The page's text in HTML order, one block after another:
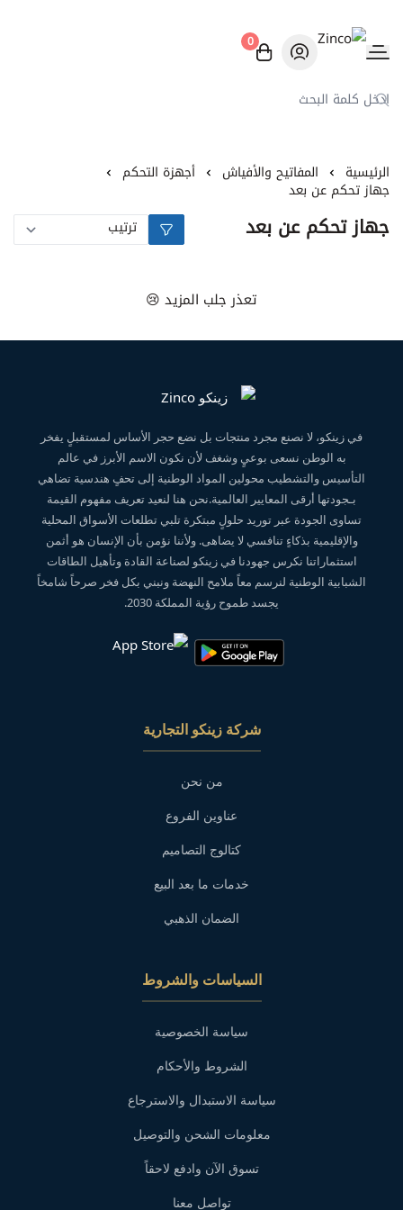
Zinco
0
الرئيسية المفاتيح والأفياش أجهزة التحكم
جهاز تحكم عن بعد
جهاز تحكم عن بعد
تعذر جلب المزيد 😢
في زينكو، لا نصنع مجرد منتجات بل نضع حجر الأساس لمستقبلٍ يفخر
به الوطن نسعى بوعيٍ وشغف لأن نكون الاسم الأبرز في عالم
التأسيس والتشطيب محولين المواد الوطنية إلى تحفٍ هندسية تضاهي
بـجودتها أرقى المعايير العالمية.نحن هنا لنعيد تعريف مفهوم القيمة
تساوى الجودة عبر توريد حلولٍ مبتكرة تلبي تطلعات الأسواق المحلية
والإقليمية بذكاءٍ تنافسي لا يضاهى. ولأننا نؤمن بأن الإنسان هو أثمن
استثماراتنا نكرس جهودنا في زينكو لصناعة القادة وتأهيل الطاقات
الشبابية الوطنية لنرسم معاً ملامح النهضة ونبني بكل فخر صرحاً شامخاً
يجسد طموح رؤية المملكة 2030.
شركة زينكو التجارية
من نحن
عناوين الفروع
كتالوج التصاميم
خدمات ما بعد البيع
الضمان الذهبي
السياسات والشروط
سياسة الخصوصية
الشروط والأحكام
سياسة الاستبدال والاسترجاع
معلومات الشحن والتوصيل
تسوق الآن وادفع لاحقاً
تواصل معنا